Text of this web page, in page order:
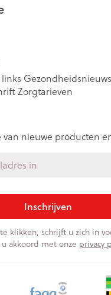
Gezondheidsnieuws
Zorgtarieven
nieuwe producten
Inschrijven
klikken, schrijft u zich in
akkoord met onze privacy